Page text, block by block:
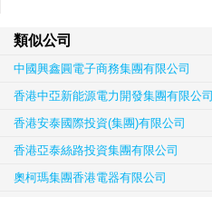
類似公司
中國興鑫圓電子商務集團有限公司
香港中亞新能源電力開發集團有限公司
香港安泰國際投資(集團)有限公司
香港亞泰絲路投資集團有限公司
奧柯瑪集團香港電器有限公司